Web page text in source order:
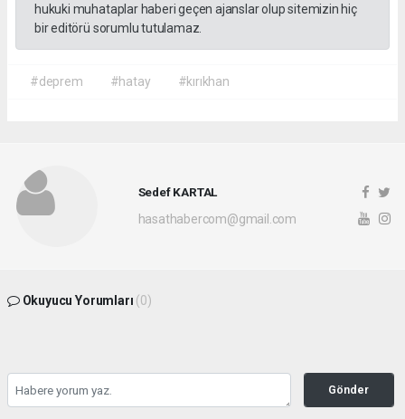
hukuki muhataplar haberi geçen ajanslar olup sitemizin hiç
bir editörü sorumlu tutulamaz.
#deprem #hatay #kırıkhan
Sedef KARTAL
hasathabercom@gmail.com
Okuyucu Yorumları (0)
Gönder